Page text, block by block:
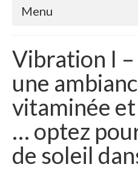
Menu
Boutique en ligne
Tableaux
Sculptures
ECHEC EMMA ‘ T
Voiles
Vibration I
une
vitaminée
… optez
de soleil